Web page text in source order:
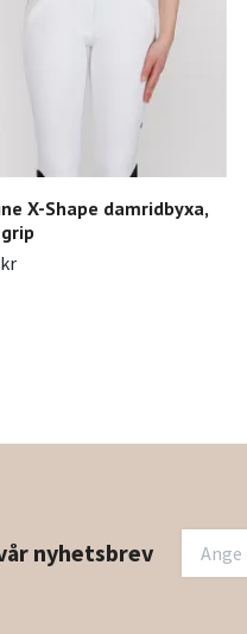
X-Shape damridbyxa,
nyhetsbrev